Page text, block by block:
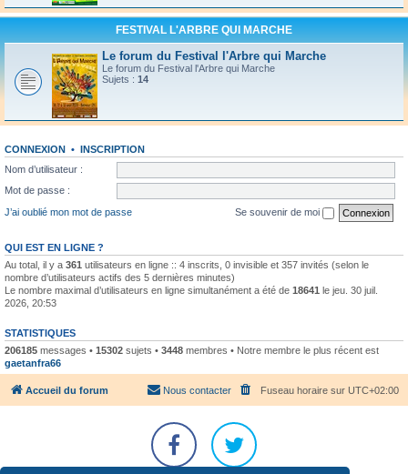
FESTIVAL L'ARBRE QUI MARCHE
Le forum du Festival l'Arbre qui Marche
Le forum du Festival l'Arbre qui Marche
Sujets : 14
CONNEXION • INSCRIPTION
Nom d’utilisateur :
Mot de passe :
J’ai oublié mon mot de passe
Se souvenir de moi
QUI EST EN LIGNE ?
Au total, il y a 361 utilisateurs en ligne :: 4 inscrits, 0 invisible et 357 invités (selon le
nombre d’utilisateurs actifs des 5 dernières minutes)
Le nombre maximal d’utilisateurs en ligne simultanément a été de 18641 le jeu. 30 juil.
2026, 20:53
STATISTIQUES
206185 messages • 15302 sujets • 3448 membres • Notre membre le plus récent est
gaetanfra66
Accueil du forum Fuseau horaire sur UTC+02:00
Nous contacter